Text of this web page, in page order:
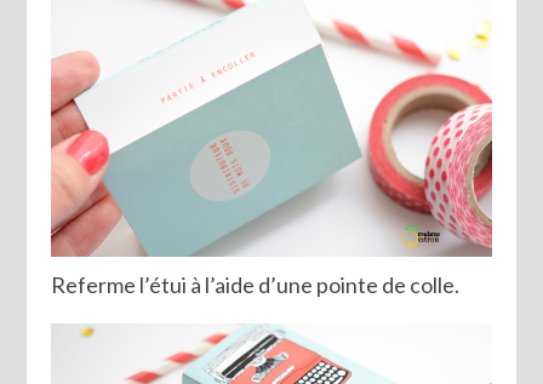
Referme l’étui à l’aide d’une pointe de colle.